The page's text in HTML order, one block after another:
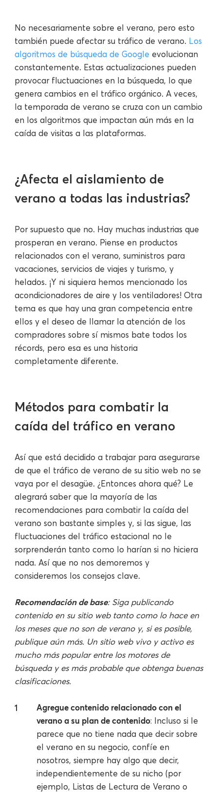
No necesariamente sobre el verano, pero esto
también puede afectar su tráfico de verano. Los
algoritmos de búsqueda de Google evolucionan
constantemente. Estas actualizaciones pueden
provocar fluctuaciones en la búsqueda, lo que
genera cambios en el tráfico orgánico. A veces,
la temporada de verano se cruza con un cambio
en los algoritmos que impactan aún más en la
caída de visitas a las plataformas.
¿Afecta el aislamiento de
verano a todas las industrias?
Por supuesto que no. Hay muchas industrias que
prosperan en verano. Piense en productos
relacionados con el verano, suministros para
vacaciones, servicios de viajes y turismo, y
helados. ¡Y ni siquiera hemos mencionado los
acondicionadores de aire y los ventiladores! Otra
tema es que hay una gran competencia entre
ellos y el deseo de llamar la atención de los
compradores sobre sí mismos bate todos los
récords, pero esa es una historia
completamente diferente.
Métodos para combatir la
caída del tráfico en verano
Así que está decidido a trabajar para asegurarse
de que el tráfico de verano de su sitio web no se
vaya por el desagüe. ¿Entonces ahora qué? Le
alegrará saber que la mayoría de las
recomendaciones para combatir la caída del
verano son bastante simples y, si las sigue, las
fluctuaciones del tráfico estacional no le
sorprenderán tanto como lo harían si no hiciera
nada. Así que no nos demoremos y
consideremos los consejos clave.
Recomendación de base: Siga publicando
contenido en su sitio web tanto como lo hace en
los meses que no son de verano y, si es posible,
publique aún más. Un sitio web vivo y activo es
mucho más popular entre los motores de
búsqueda y es más probable que obtenga buenas
clasificaciones.
Agregue contenido relacionado con el
verano a su plan de contenido: Incluso si le
parece que no tiene nada que decir sobre
el verano en su negocio, confíe en
nosotros, siempre hay algo que decir,
independientemente de su nicho (por
ejemplo, Listas de Lectura de Verano o